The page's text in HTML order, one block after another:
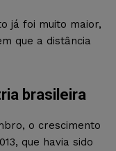
já foi muito maior,
que a distância
brasileira
o crescimento
que havia sido